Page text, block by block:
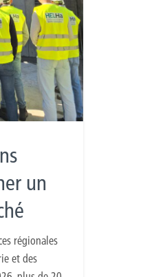
un
régionales
et des